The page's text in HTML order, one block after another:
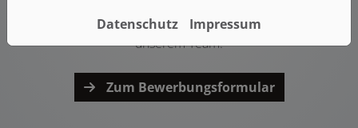
Wir freuen uns über kompetente Unterstützung in
unserem Team!
Zum Bewerbungsformular
Datenschutz Impressum